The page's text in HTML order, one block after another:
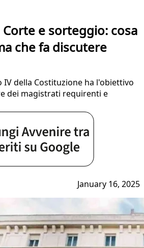
Corte e sorteggio: cosa
che fa discutere
IV della Costituzione ha l'obiettivo
dei magistrati requirenti e
January 16, 2025